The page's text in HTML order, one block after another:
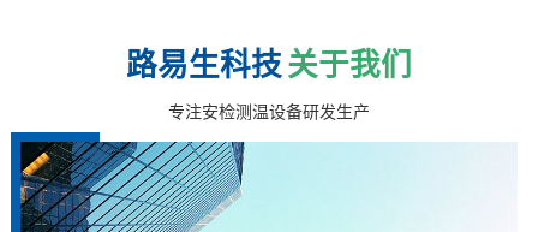
路易生科技 关于我们
专注安检测温设备研发生产